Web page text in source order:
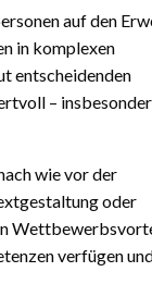
auf den
in komplexen
entscheidenden
–
wie vor der
oder
verfügen